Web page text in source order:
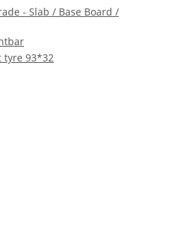
- Slab / Base Board /